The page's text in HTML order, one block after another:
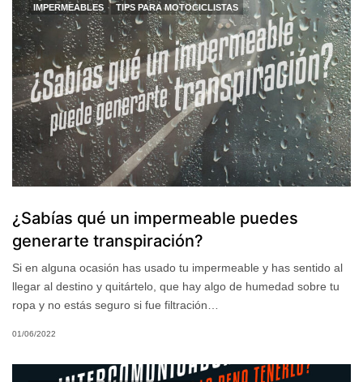
IMPERMEABLES
TIPS PARA MOTOCICLISTAS
¿Sabías qué un impermeable puedes
generarte transpiración?
Si en alguna ocasión has usado tu impermeable y has sentido al
llegar al destino y quitártelo, que hay algo de humedad sobre tu
ropa y no estás seguro si fue filtración…
01/06/2022